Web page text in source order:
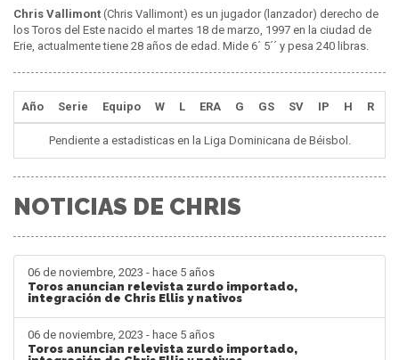
Chris Vallimont (Chris Vallimont) es un jugador (lanzador) derecho de
los Toros del Este nacido el martes 18 de marzo, 1997 en la ciudad de
Erie, actualmente tiene 28 años de edad. Mide 6´ 5´´ y pesa 240 libras.
Año Serie Equipo W L ERA G GS SV IP H R
Pendiente a estadisticas en la Liga Dominicana de Béisbol.
NOTICIAS DE CHRIS
06 de noviembre, 2023 - hace 5 años
Toros anuncian relevista zurdo importado,
integración de Chris Ellis y nativos
06 de noviembre, 2023 - hace 5 años
Toros anuncian relevista zurdo importado,